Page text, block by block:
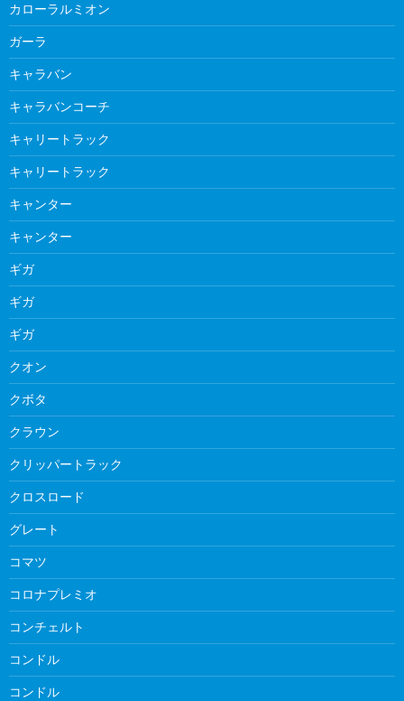
カローラルミオン
ガーラ
キャラバン
キャラバンコーチ
キャリートラック
キャリートラック
キャンター
キャンター
ギガ
ギガ
ギガ
クオン
クボタ
クラウン
クリッパートラック
クロスロード
グレート
コマツ
コロナプレミオ
コンチェルト
コンドル
コンドル